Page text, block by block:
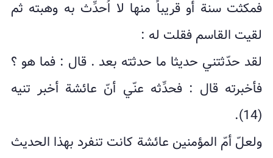
فمکثت سنة أو قریباً منها لا اُحدِّث به وهبته ثم
لقیت القاسم فقلت له :
لقد حدّثتني حدیثا ما حدثته بعد . قال : فما هو ؟
فأخبرته قال : فحدِّثه عنّي أنّ عائشة أخبر تنیه
(14).
ولعلّ أمّ المؤمنین عائشة کانت تنفرد بهذا الحدیث